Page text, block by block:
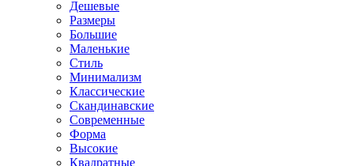
Дешевые
Размеры
Большие
Маленькие
Стиль
Минимализм
Классические
Скандинавские
Современные
Форма
Высокие
Квадратные